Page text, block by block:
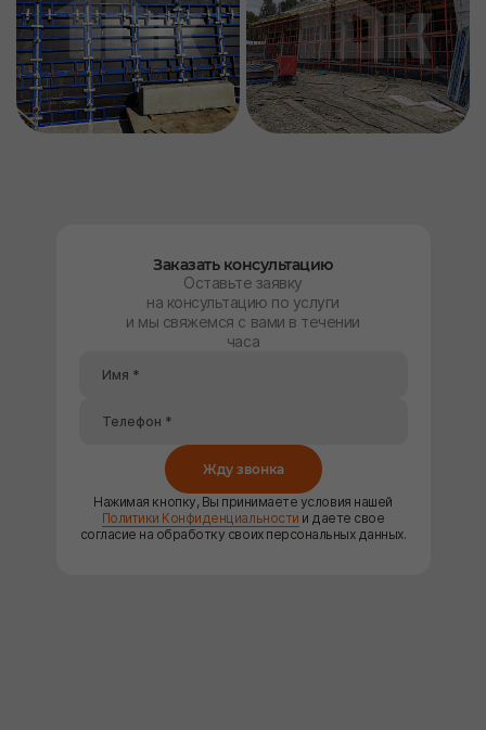
Заказать консультацию
Оставьте заявку
на консультацию по услуги
и мы свяжемся с вами в течении
часа
Жду звонка
Нажимая кнопку, Вы принимаете условия нашей
Политики Конфиденциальности и даете свое
согласие на обработку своих персональных данных.